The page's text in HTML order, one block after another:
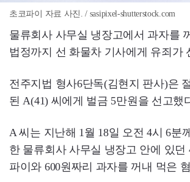
초코파이 자료 사진. / sasipixel-shutterstock.com
물류회사 사무실 냉장고에서 과자를
법정까지 선 화물차 기사에게 유죄가
전주지법 형사6단독(김현지 판사)은
된 A(41) 씨에게 벌금 5만원을 선고했
A 씨는 지난해 1월 18일 오전 4시 6분
한 물류회사 사무실 냉장고 안에 있던
파이와 600원짜리 과자를 꺼내 먹은